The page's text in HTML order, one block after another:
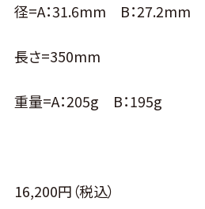
径=A：31.6mm B：27.2mm
長さ=350mm
重量=A：205g B：195g
16,200円（税込）